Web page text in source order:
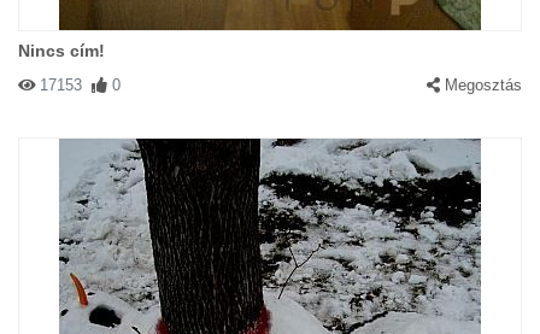
Nincs cím!
17153 0 Megosztás